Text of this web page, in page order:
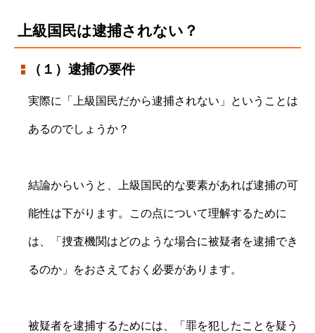
上級国民は逮捕されない？
（１）逮捕の要件
実際に「上級国民だから逮捕されない」ということは
あるのでしょうか？
結論からいうと、上級国民的な要素があれば逮捕の可
能性は下がります。この点について理解するために
は、「捜査機関はどのような場合に被疑者を逮捕でき
るのか」をおさえておく必要があります。
被疑者を逮捕するためには、「罪を犯したことを疑う